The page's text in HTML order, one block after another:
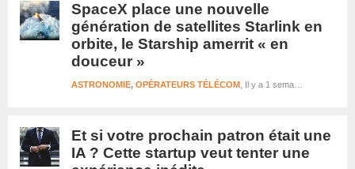
SpaceX place une nouvelle
génération de satellites Starlink en
orbite, le Starship amerrit « en
douceur »
Il y a 1 semaine et 3 jours
ASTRONOMIE, OPÉRATEURS TÉLÉCOM
Et si votre prochain patron était une
IA ? Cette startup veut tenter une